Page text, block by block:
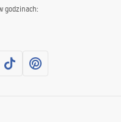
godzinach: